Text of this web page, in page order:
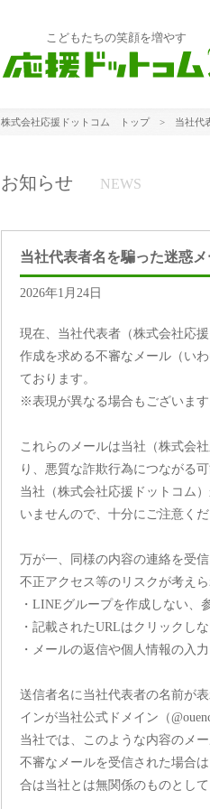
こどもたちの笑顔を増やす
株式会社応援ドットコム トップ> 当社代表
お知らせ NEWS
当社代表者名を騙った迷惑
2026年1月24日
現在、当社代表者（株式会社応
作成を求める不審なメール（い
ております。
※表現が異なる場合もございます
これらのメールは当社（株式会
り、悪質な詐欺行為につながる
当社（株式会社応援ドットコム
いませんので、十分にご注意くだ
万が一、同様の内容の連絡を受
不正アクセス等のリスクが考え
・LINEグループを作成しない、
・記載されたURLはクリックし
・メールの返信や個人情報の入
送信者名に当社代表者の名前が
インが当社公式ドメイン（
当社では、このような内容のメ
不審なメールを受信された場合
合は当社とは無関係のものとし